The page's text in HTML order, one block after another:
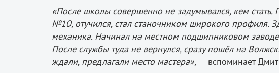
«После школы совершенно не задумывался, кем
№10, отучился, стал станочником широкого профиля.
механика. Начинал на местном подшипниковом
После службы туда не вернулся, сразу пошёл на
ждали, предлагали место мастера», — вспоминает